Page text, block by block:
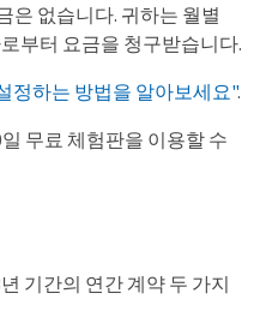
은 없습니다. 귀하는 월별
부터 요금을 청구받습니다.
정하는 방법을 알아보세요".
무료 체험판을 이용할 수
기간의 연간 계약 두 가지